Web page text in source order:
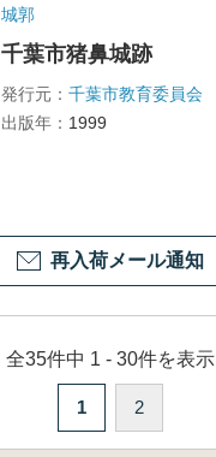
城郭
千葉市猪鼻城跡
発行元：
出版年： 1999
再入荷メール通知
全35件中 1 - 30件を表示
1 2